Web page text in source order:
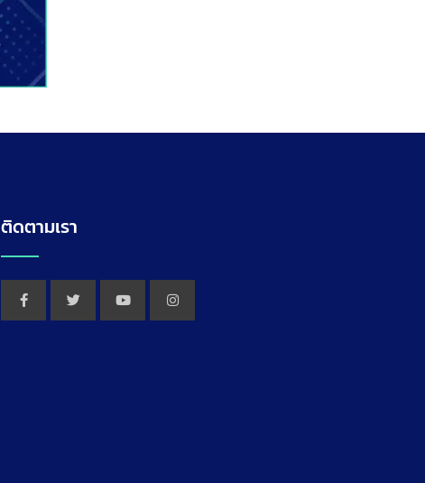
ติดตามเรา